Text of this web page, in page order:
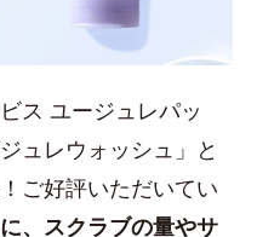
ス ユージュレパッ
ュレウォッシュ」と
ご好評いただいてい
、スクラブの量やサ